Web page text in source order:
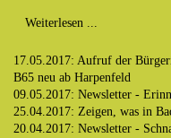
Weiterlesen ...
17.05.2017: Aufruf der
B65 neu ab Harpenfeld
09.05.2017: Newsletter -
25.04.2017: Zeigen, was in
20.04.2017: Newsletter -